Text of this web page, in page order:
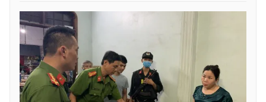
THỜI BÁO VTV
Theo dõi báo trên